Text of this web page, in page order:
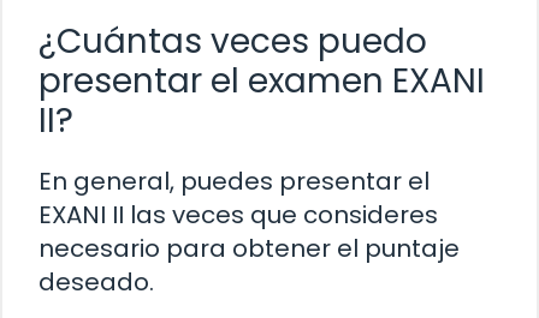
¿Cuántas veces puedo
presentar el examen EXANI
II?
En general, puedes presentar el
EXANI II las veces que consideres
necesario para obtener el puntaje
deseado.